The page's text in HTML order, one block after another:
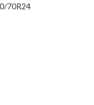
70R24